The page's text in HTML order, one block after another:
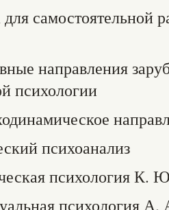
самостоятельной
направления
психологии
психоанализ
психология К.
психология А.